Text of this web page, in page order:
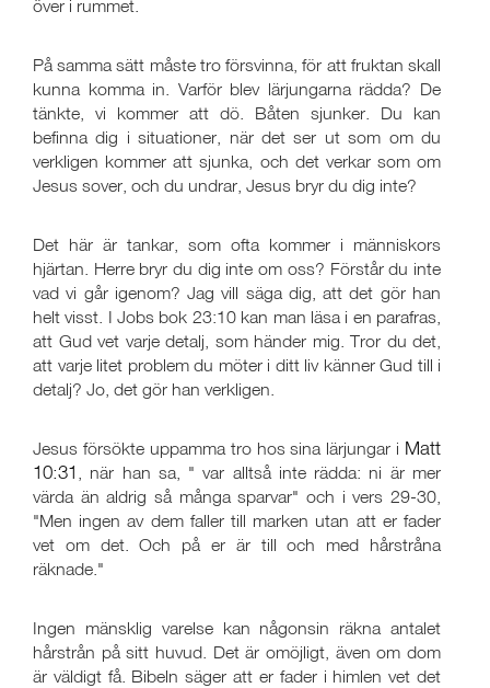
över i rummet.
På samma sätt måste tro försvinna, för att fruktan skall
kunna komma in. Varför blev lärjungarna rädda? De
tänkte, vi kommer att dö. Båten sjunker. Du kan
befinna dig i situationer, när det ser ut som om du
verkligen kommer att sjunka, och det verkar som om
Jesus sover, och du undrar, Jesus bryr du dig inte?
Det här är tankar, som ofta kommer i människors
hjärtan. Herre bryr du dig inte om oss? Förstår du inte
vad vi går igenom? Jag vill säga dig, att det gör han
helt visst. I Jobs bok 23:10 kan man läsa i en parafras,
att Gud vet varje detalj, som händer mig. Tror du det,
att varje litet problem du möter i ditt liv känner Gud till i
detalj? Jo, det gör han verkligen.
Jesus försökte uppamma tro hos sina lärjungar i Matt
10:31 , när han sa, " var alltså inte rädda: ni är mer
värda än aldrig så många sparvar" och i vers 29-30,
"Men ingen av dem faller till marken utan att er fader
vet om det. Och på er är till och med hårstråna
räknade."
Ingen mänsklig varelse kan någonsin räkna antalet
hårstrån på sitt huvud. Det är omöjligt, även om dom
är väldigt få. Bibeln säger att er fader i himlen vet det